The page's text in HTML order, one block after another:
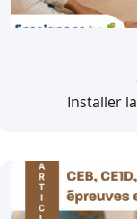
Installer